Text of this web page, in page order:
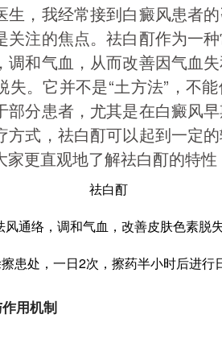
生，我经常接到白癜风患者
关注的焦点。祛白酊作为一
调和气血，从而改善因气血
失。它并不是“土方法”，不
部分患者，尤其是在白癜风
方式，祛白酊可以起到一定
更直观地了解祛白酊的特性
祛白酊
风通络，调和气血，改善皮肤色素脱
患处，一日2次，擦药半小时后进行
用机制